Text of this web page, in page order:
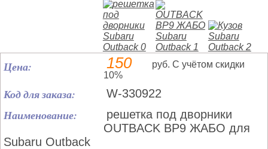
Цена: 150
руб. С учётом скидки
10%
Код для заказа: W-330922
Наименование:
решетка под дворники
OUTBACK BP9 ЖАБО для
Subaru Outback